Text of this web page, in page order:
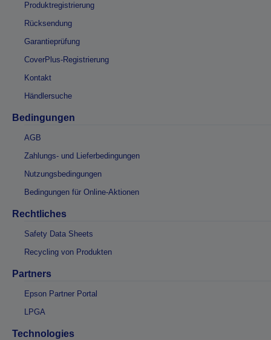
Produktregistrierung
Rücksendung
Garantieprüfung
CoverPlus-Registrierung
Kontakt
Händlersuche
Bedingungen
AGB
Zahlungs- und Lieferbedingungen
Nutzungsbedingungen
Bedingungen für Online-Aktionen
Rechtliches
Safety Data Sheets
Recycling von Produkten
Partners
Epson Partner Portal
LPGA
Technologies